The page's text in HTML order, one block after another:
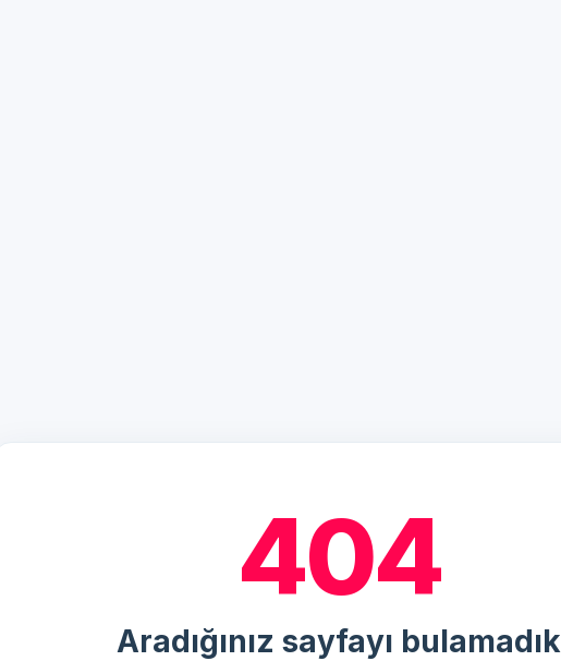
404
Aradığınız sayfayı bulamadık